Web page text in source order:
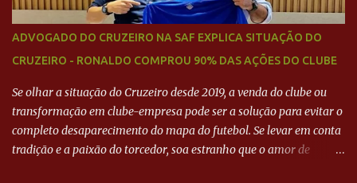
ADVOGADO DO CRUZEIRO NA SAF EXPLICA SITUAÇÃO DO
CRUZEIRO - RONALDO COMPROU 90% DAS AÇÕES DO CLUBE
Se olhar a situação do Cruzeiro desde 2019, a venda do clube ou
transformação em clube-empresa pode ser a solução para evitar o
completo desaparecimento do mapa do futebol. Se levar em conta
tradição e a paixão do torcedor, soa estranho que o amor de